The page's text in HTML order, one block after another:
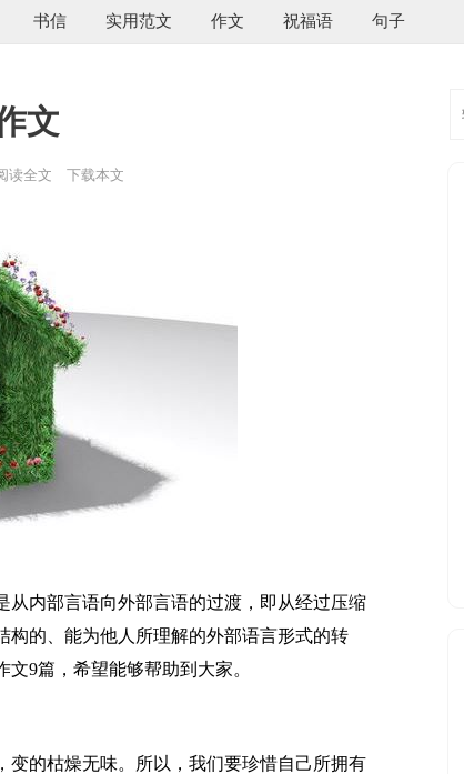
书信 实用范文 作文 祝福语 句子
文
读全文 下载本文
内部言语向外部言语的过渡，即从经过压缩
构的、能为他人所理解的外部语言形式的转
9篇，希望能够帮助到大家。
的枯燥无味。所以，我们要珍惜自己所拥有